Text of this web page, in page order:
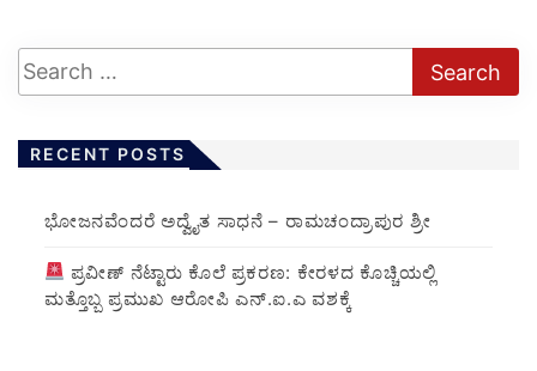
RECENT POSTS
ಭೋಜನವೆಂದರೆ ಅದ್ವೈತ ಸಾಧನೆ – ರಾಮಚಂದ್ರಾಪುರ ಶ್ರೀ
ಪ್ರವೀಣ್ ನೆಟ್ಟಾರು ಕೊಲೆ ಪ್ರಕರಣ: ಕೇರಳದ ಕೊಚ್ಚಿಯಲ್ಲಿ
ಮತ್ತೊಬ್ಬ ಪ್ರಮುಖ ಆರೋಪಿ ಎನ್.ಐ.ಎ ವಶಕ್ಕೆ